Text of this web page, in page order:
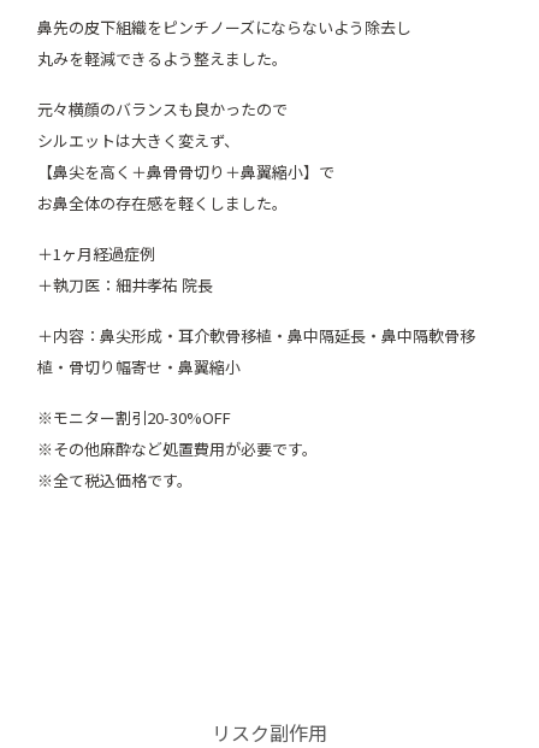
鼻先の皮下組織をピンチノーズにならないよう除去し
丸みを軽減できるよう整えました。
元々横顔のバランスも良かったので
シルエットは大きく変えず、
【鼻尖を高く＋鼻骨骨切り＋鼻翼縮小】で
お鼻全体の存在感を軽くしました。
＋1ヶ月経過症例
＋執刀医：細井孝祐 院長
＋内容：鼻尖形成・耳介軟骨移植・鼻中隔延長・鼻中隔軟骨移
植・骨切り幅寄せ・鼻翼縮小
※モニター割引20-30%OFF
※その他麻酔など処置費用が必要です。
※全て税込価格です。
リスク副作用